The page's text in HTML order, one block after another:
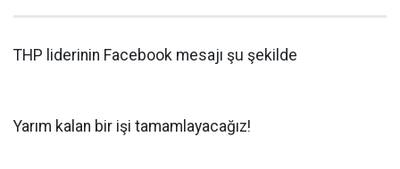
THP liderinin Facebook mesajı şu şekilde
Yarım kalan bir işi tamamlayacağız!